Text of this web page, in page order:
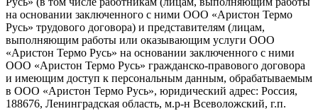
на основании заключенного с ними ООО «Аристон Термо
Русь» трудового договора) и представителям (лицам,
выполняющим работы или оказывающим услуги ООО
«Аристон Термо Русь» на основании заключенного с ними
ООО «Аристон Термо Русь» гражданско-правового договора
и имеющим доступ к персональным данным, обрабатываемым
в ООО «Аристон Термо Русь», юридический адрес: Россия,
188676, Ленинградская область, м.р-н Всеволожский, г.п.